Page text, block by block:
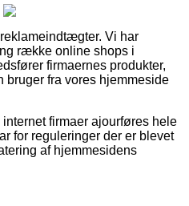
Vi har
række online shops i
firmaernes produkter,
bruger fra vores hjemmeside
firmaer ajourføres hele
for reguleringer der er blevet
af hjemmesidens